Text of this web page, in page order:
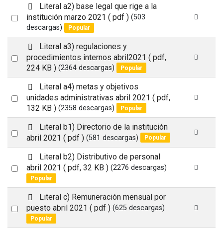
Select
p
d
f
Literal a2) base legal que rige a la
institución marzo 2021 ( pdf ) (503
descargas)
Popular
Select
p
d
f
Literal a3) regulaciones y
procedimientos internos abril2021 ( pdf,
224 KB ) (2364 descargas) Popular
Select
p
d
f
Literal a4) metas y objetivos
unidades administrativas abril 2021 ( pdf,
132 KB ) (2358 descargas) Popular
Select
an
p
d
f
Literal b1) Directorio de la institución
abril 2021 ( pdf ) (581 descargas) Popular
Select
p
d
f
Literal b2) Distributivo de personal
abril 2021 ( pdf, 32 KB ) (2276 descargas)
Popular
Select
p
d
f
Literal c) Remuneración mensual por
puesto abril 2021 ( pdf ) (625 descargas)
Popular